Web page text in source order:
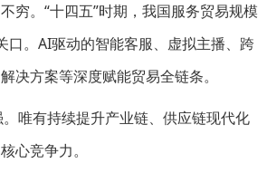
穷。“十四五”时期，我国服务贸易规模
口。AI驱动的智能客服、虚拟主播、跨
决方案等深度赋能贸易全链条。
唯有持续提升产业链、供应链现代化
心竞争力。